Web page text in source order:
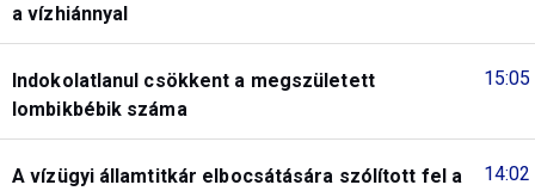
a vízhiánnyal
15:05
Indokolatlanul csökkent a megszületett
lombikbébik száma
14:02
A vízügyi államtitkár elbocsátására szólított fel a